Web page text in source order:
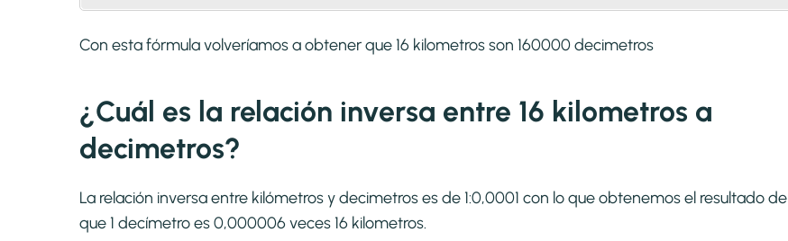
Con esta fórmula volveríamos a obtener que 16 kilometros son 160000 decimetros
¿Cuál es la relación inversa entre 16 kilometros a
decimetros?
La relación inversa entre kilómetros y decimetros es de 1:0,0001 con lo que obtenemos el resultado de
que 1 decímetro es 0,000006 veces 16 kilometros.